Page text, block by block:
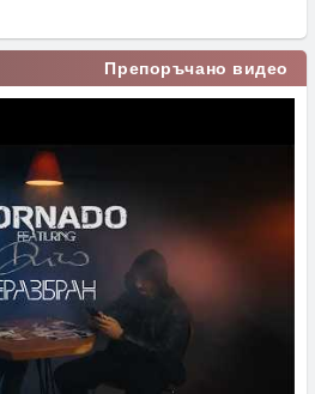
Препоръчано видео